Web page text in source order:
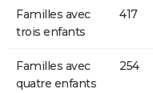
Familles avec
trois enfants
417
Familles avec
quatre enfants
254